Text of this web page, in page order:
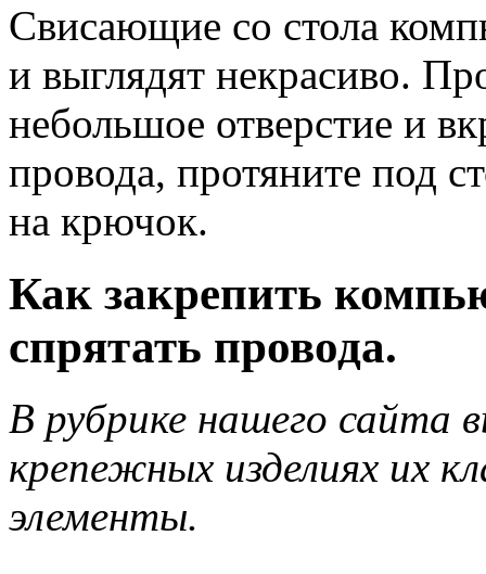
Свисающие со стола
и выглядят некрасиво.
небольшое отверстие и
провода, протяните под
на крючок.
Как закрепить
спрятать провода.
В рубрике нашего сайта
крепежных изделиях их
элементы.